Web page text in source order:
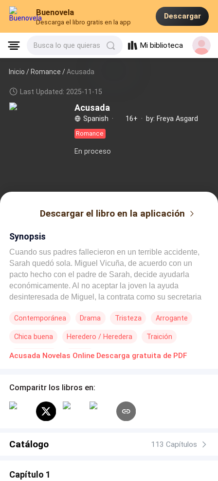
Buenovela
Descarga el libro gratis en la app
Descargar
Busca lo que quieras Mi biblioteca
Inicio /Romance /Acusada
Last Updated: 2025-11-15
Acusada
Spanish · 16+ · by: Freya Asgard
Romance
En proceso
Descargar el libro en la aplicación
Synopsis
Cuando sus padres fallecieron en un terrible accidente,
Sarah quedó sola. Miguel Vicuña, de acuerdo con un
pacto hecho con el padre de Sarah, decide ayudarla
económicamente. Al no aceptar la joven la ayuda
desinteresada de Miguel, la contrata como su secretaria
Vicuña, a primera vista es un suicidio, pero tanto su
Sebastián el hijo de Miguel está convencido que fue la
misma Sarah quien lo asesinó por celos, ya que él
de la inocencia que declara la joven. Sebastián siente
acusa sin contemplaciones, al siguiente quiere protegerla
y esconder todas las pruebas que la incriminan. Sarah no
su corazón está completamente enamorado de ese
violencia de género; éste se hace cargo de su caso,
Contemporánea Drama Tristeza Arrogante
Chica buena Heredero / Heredera Traición
Primer Amor Perdón
Acusada Novelas Online Descarga gratuita de PDF
Comparitr los libros en:
Catálogo 113 Capítulos
Capítulo 1